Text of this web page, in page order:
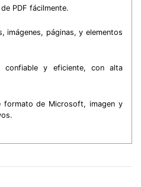
PDF fácilmente.
imágenes, páginas, y elementos
confiable y eficiente, con alta
formato de Microsoft, imagen y